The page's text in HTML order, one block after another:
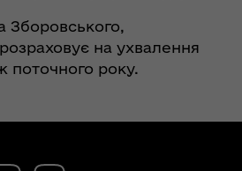
Зборовського,
на ухвалення
поточного року.